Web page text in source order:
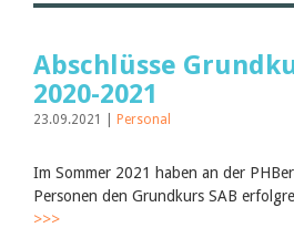
Abschlüsse
2020-2021
23.09.2021 | Personal
Im Sommer 2021 haben an der
Personen den Grundkurs SAB
>>>